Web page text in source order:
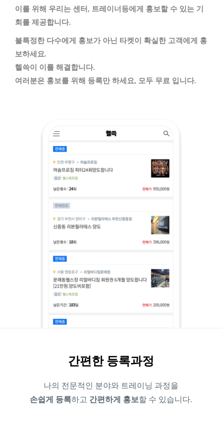
이를 위해 우리는 센터, 트레이너등에게 홍보할 수 있는 기
회를 제공합니다.
불특정한 다수에게 홍보가 아닌 타켓이 확실한 고객에게 홍
보하세요.
헬쓱이 이를 해결합니다.
여러분은 홍보를 위해 등록만 하세요, 모두 무료 입니다.
간편한 등록과정
나의 전문적인 분야와 트레이닝 과정을
손쉽게 등록하고 간편하게 홍보할 수 있습니다.